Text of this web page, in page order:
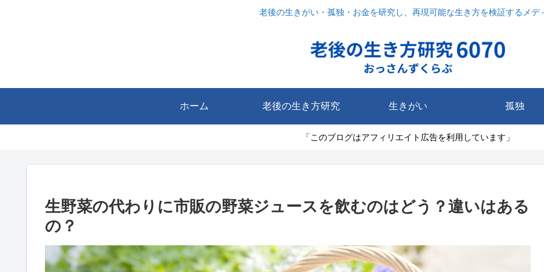
老後の生きがい・孤独・お金を研究し、再現可能な生き方を検証するメデ
ホーム 老後の生き方研究 生きがい 孤独
「このブログはアフィリエイト広告を利用しています」
生野菜の代わりに市販の野菜ジュースを飲むのはどう？違いはある
の？